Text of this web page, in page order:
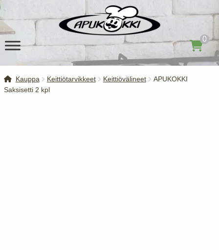
navigointiin
sisältöön
0
Kauppa Keittiötarvikkeet Keittiövälineet
APUKOKKI
Saksisetti 2 kpl